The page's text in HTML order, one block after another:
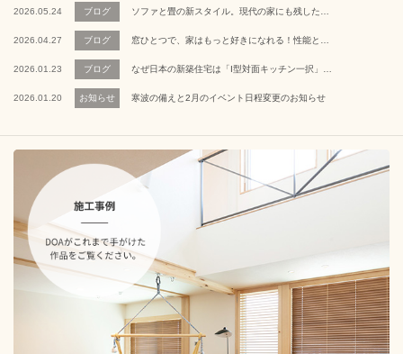
2026.05.24 ブログ
2026.04.27 ブログ
2026.01.23 ブログ
2026.01.20 お知らせ 寒波の備えと2月のイベント日程変更のお知らせ